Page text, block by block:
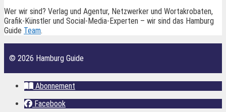
Wer wir sind? Verlag und Agentur, Netzwerker und Wortakrobaten,
Grafik-Künstler und Social-Media-Experten – wir sind das Hamburg
Guide Team.
© 2026 Hamburg Guide
Abonnement
Facebook